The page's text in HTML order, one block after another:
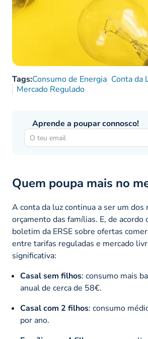
Tags:Consumo de Energia Conta da
Mercado Regulado
Aprende a poupar connosco!
Quem poupa mais no
A conta da luz continua a ser um dos
orçamento das famílias. E, de acordo
boletim da ERSE sobre ofertas
entre tarifas reguladas e mercado
significativa:
Casal sem filhos: consumo mais
anual de cerca de 58€.
Casal com 2 filhos: consumo
por ano.